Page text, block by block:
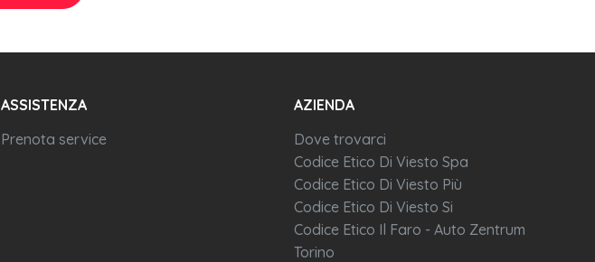
ASSISTENZA
Prenota service
AZIENDA
Dove trovarci
Codice Etico Di Viesto Spa
Codice Etico Di Viesto Più
Codice Etico Di Viesto Si
Codice Etico Il Faro - Auto Zentrum
Torino